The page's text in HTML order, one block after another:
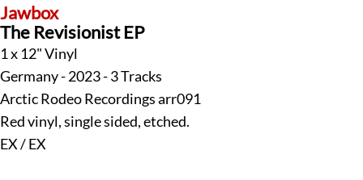
Jawbox
The Revisionist EP
1 x 12" Vinyl
Germany - 2023 - 3 Tracks
Arctic Rodeo Recordings arr091
Red vinyl, single sided, etched.
EX / EX